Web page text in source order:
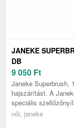
JANEKE
DB
9 050 Ft
Janeke Superbrush,
hajszárítást. A
speciális
női, janeke